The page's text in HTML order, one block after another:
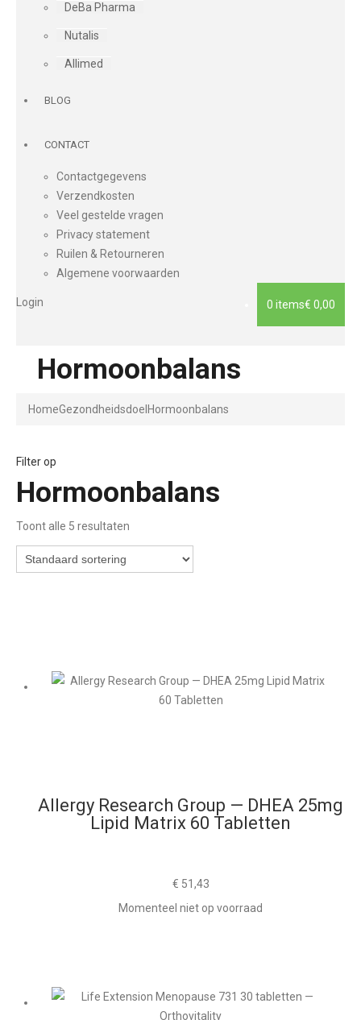
DeBa Pharma
Nutalis
Allimed
BLOG
CONTACT
Contactgegevens
Verzendkosten
Veel gestelde vragen
Privacy statement
Ruilen & Retourneren
Algemene voorwaarden
0 items€ 0,00
Login
Hormoonbalans
HomeGezondheidsdoel Hormoonbalans
Filter op
Hormoonbalans
Toont alle 5 resultaten
Allergy Research Group — DHEA 25mg
Lipid Matrix 60 Tabletten
€ 51,43
Momenteel niet op voorraad